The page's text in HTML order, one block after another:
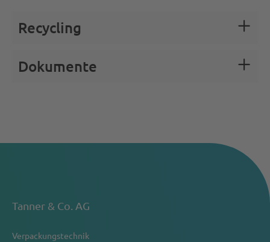
Recycling
Dokumente
Tanner & Co. AG
Verpackungstechnik